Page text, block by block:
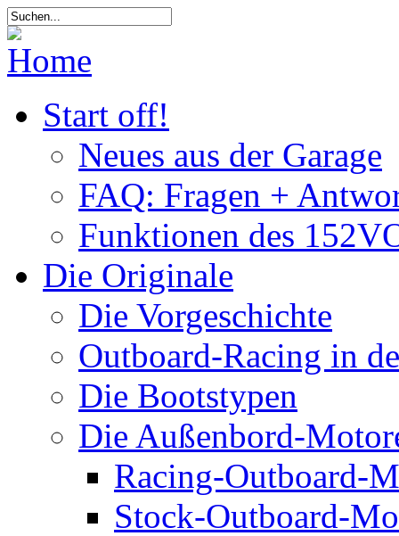
Start off!
Neues aus der Garage
FAQ: Fragen +
Funktionen des
Die Originale
Die Vorgeschichte
Outboard-Racing in
Die Bootstypen
Die Außenbord-
Racing-Outboard-
Stock-Outboard-